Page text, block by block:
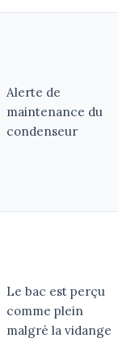
Alerte de
maintenance du
condenseur
Le bac est perçu
comme plein
malgré la vidange